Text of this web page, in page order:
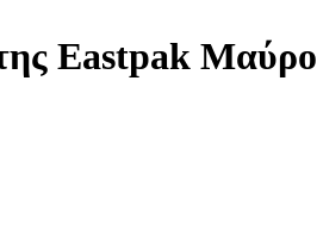
Eastpak Μαύρο